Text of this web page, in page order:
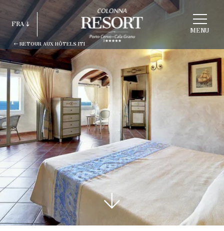
MENU
RETOUR AUX HÔTELS ITI
FRA
ENG
FRA
DEU
CHOISIR
HOTEL